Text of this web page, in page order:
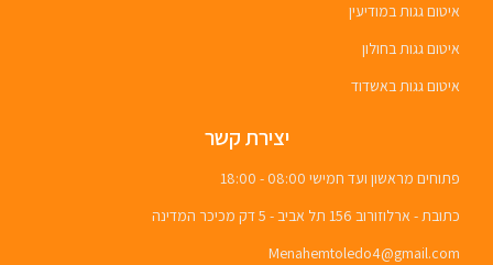
איטום גגות במודיעין
איטום גגות בחולון
איטום גגות באשדוד
יצירת קשר
פתוחים מראשון ועד חמישי 08:00 - 18:00
כתובת - ארלוזורוב 156 תל אביב - 5 דק מכיכר המדינה
Menahemtoledo4@gmail.com